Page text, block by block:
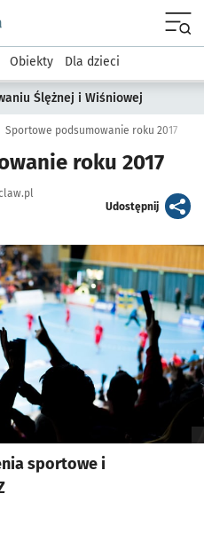
podserwis: Sport i rekreacja
Obiekty Dla dzieci
Ślężnej i Wiśniowej
Sportowe podsumowanie roku 2017
roku 2017
Udostępnijartykuł
sportowe i